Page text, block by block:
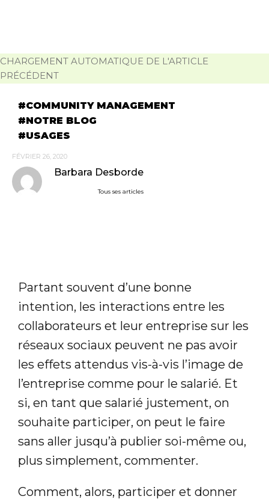
CHARGEMENT AUTOMATIQUE DE L'ARTICLE
PRÉCÉDENT
COMMUNITY MANAGEMENT
NOTRE BLOG
USAGES
FÉVRIER 26, 2020
Barbara Desborde
Tous ses articles
Partant souvent d’une bonne
intention, les interactions entre les
collaborateurs et leur entreprise sur les
réseaux sociaux peuvent ne pas avoir
les effets attendus vis-à-vis l’image de
l’entreprise comme pour le salarié. Et
si, en tant que salarié justement, on
souhaite participer, on peut le faire
sans aller jusqu’à publier soi-même ou,
plus simplement, commenter.
Comment, alors, participer et donner